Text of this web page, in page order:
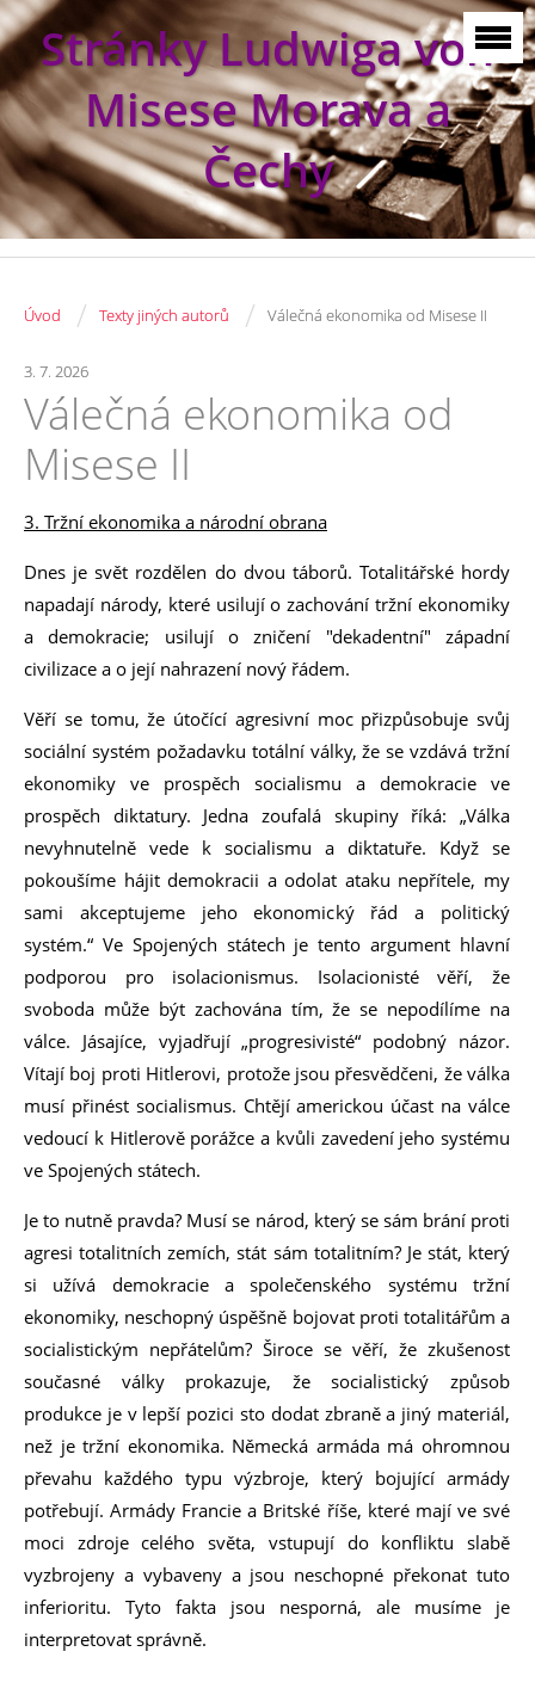
Stránky Ludwiga von
Misese Morava a
Čechy
Úvod / Texty jiných autorů / Válečná ekonomika od Misese II
3. 7. 2026
Válečná ekonomika od
Misese II
3. Tržní ekonomika a národní obrana
Dnes je svět rozdělen do dvou táborů. Totalitářské hordy
napadají národy, které usilují o zachování tržní ekonomiky
a demokracie; usilují o zničení "dekadentní" západní
civilizace a o její nahrazení nový řádem.
Věří se tomu, že útočící agresivní moc přizpůsobuje svůj
sociální systém požadavku totální války, že se vzdává tržní
ekonomiky ve prospěch socialismu a demokracie ve
prospěch diktatury. Jedna zoufalá skupiny říká: „Válka
nevyhnutelně vede k socialismu a diktatuře. Když se
pokoušíme hájit demokracii a odolat ataku nepřítele, my
sami akceptujeme jeho ekonomický řád a politický
systém.“ Ve Spojených státech je tento argument hlavní
podporou pro isolacionismus. Isolacionisté věří, že
svoboda může být zachována tím, že se nepodílíme na
válce. Jásajíce, vyjadřují „progresivisté“ podobný názor.
Vítají boj proti Hitlerovi, protože jsou přesvědčeni, že válka
musí přinést socialismus. Chtějí americkou účast na válce
vedoucí k Hitlerově porážce a kvůli zavedení jeho systému
ve Spojených státech.
Je to nutně pravda? Musí se národ, který se sám brání proti
agresi totalitních zemích, stát sám totalitním? Je stát, který
si užívá demokracie a společenského systému tržní
ekonomiky, neschopný úspěšně bojovat proti totalitářům a
socialistickým nepřátelům? Široce se věří, že zkušenost
současné války prokazuje, že socialistický způsob
produkce je v lepší pozici sto dodat zbraně a jiný materiál,
než je tržní ekonomika. Německá armáda má ohromnou
převahu každého typu výzbroje, který bojující armády
potřebují. Armády Francie a Britské říše, které mají ve své
moci zdroje celého světa, vstupují do konfliktu slabě
vyzbrojeny a vybaveny a jsou neschopné překonat tuto
inferioritu. Tyto fakta jsou nesporná, ale musíme je
interpretovat správně.